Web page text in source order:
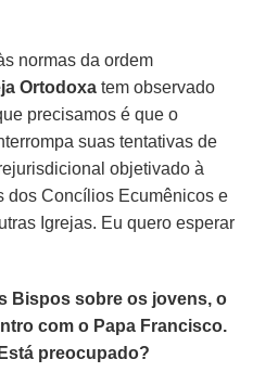
normas da ordem
Ortodoxa tem observado
precisamos é que o
suas tentativas de
objetivado à
dos Concílios Ecumênicos e
Igrejas. Eu quero esperar
Bispos sobre os jovens, o
com o Papa Francisco.
preocupado?